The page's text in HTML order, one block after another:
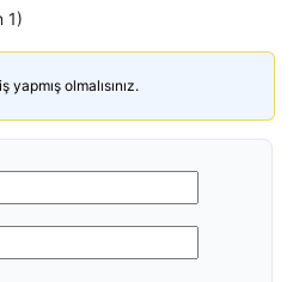
1)
olmalısınız.